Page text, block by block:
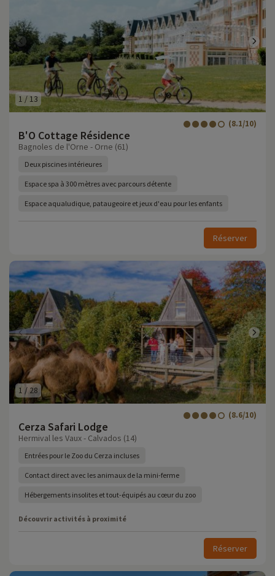
1/13
B'O Cottage Résidence
(8.1/10)
Bagnoles de l'Orne - Orne (61)
Deux piscines intérieures
Espace spa à 300 mètres avec parcours détente
Espace aqualudique, pataugeoire et jeux d'eau pour les enfants
Réserver
1 /28
Cerza Safari Lodge
(8.6/10)
Hermival les Vaux - Calvados (14)
Entrées pour le Zoo du Cerza incluses
Contact direct avec les animaux de la mini-ferme
Hébergements insolites et tout-équipés au cœur du zoo
Découvrir activités à proximité
Réserver